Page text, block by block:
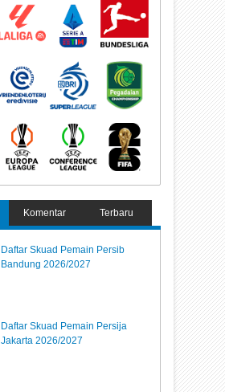
Komentar Terbaru
Daftar Skuad Pemain Persib
Bandung 2026/2027
Daftar Skuad Pemain Persija
Jakarta 2026/2027